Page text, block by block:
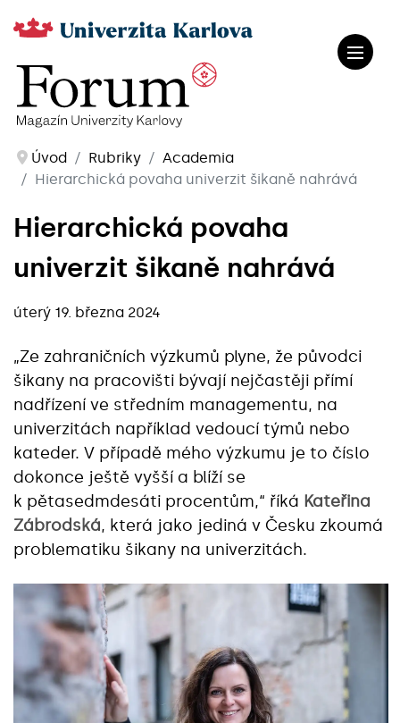
Úvod Rubriky
Academia
Hierarchická povaha univerzit šikaně nahrává
Hierarchická povaha
univerzit šikaně nahrává
úterý 19. března 2024
„Ze zahraničních výzkumů plyne, že původci
šikany na pracovišti bývají nejčastěji přímí
nadřízení ve středním managementu, na
univerzitách například vedoucí týmů nebo
kateder. V případě mého výzkumu je to číslo
dokonce ještě vyšší a blíží se
k pětasedmdesáti procentům,“ říká Kateřina
Zábrodská, která jako jediná v Česku zkoumá
problematiku šikany na univerzitách.